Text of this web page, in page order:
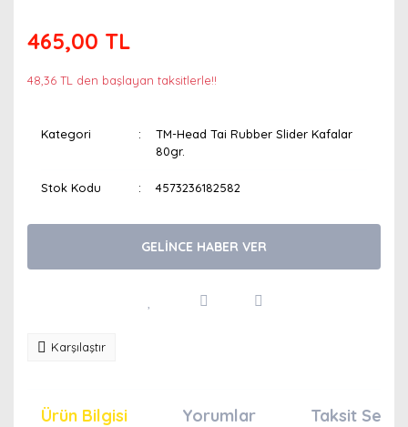
465,00 TL
48,36 TL den başlayan taksitlerle!!
Kategori
TM-Head Tai Rubber Slider Kafalar
80gr.
Stok Kodu 4573236182582
GELİNCE HABER VER
Karşılaştır
Ürün Bilgisi Yorumlar Taksit